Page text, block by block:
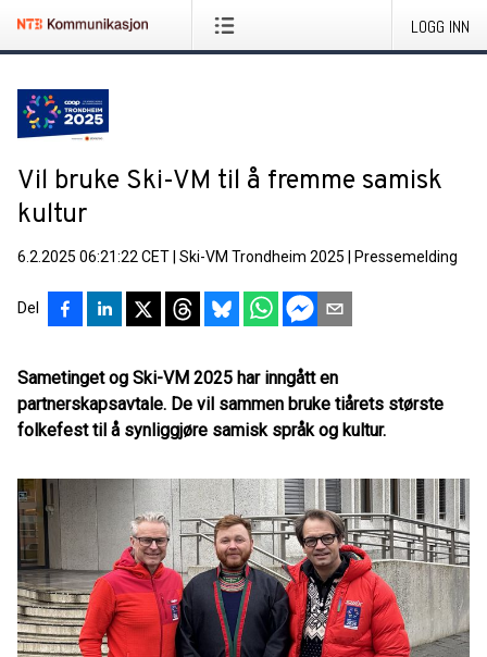
LOGG INN
Vil bruke Ski-VM til å fremme samisk
kultur
6.2.2025 06:21:22 CET Ski-VM Trondheim 2025 Pressemelding
Del
Sametinget og Ski-VM 2025 har inngått en
partnerskapsavtale. De vil sammen bruke tiårets største
folkefest til å synliggjøre samisk språk og kultur.